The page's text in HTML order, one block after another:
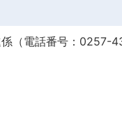
（電話番号：0257-